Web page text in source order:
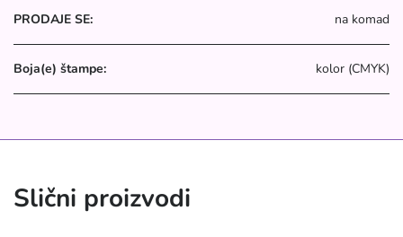
PRODAJE SE: na komad
Boja(e) štampe: kolor (CMYK)
Slični proizvodi